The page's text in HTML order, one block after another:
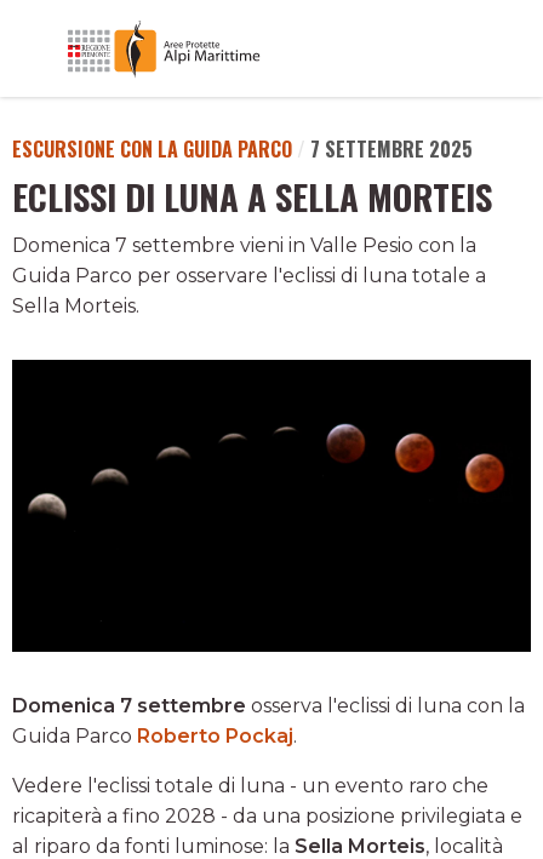
ESCURSIONE CON LA GUIDA PARCO / 7 SETTEMBRE 2025
ECLISSI DI LUNA A SELLA MORTEIS
Domenica 7 settembre vieni in Valle Pesio con la
Guida Parco per osservare l'eclissi di luna totale a
Sella Morteis.
Domenica 7 settembre osserva l'eclissi di luna con la
Guida Parco Roberto Pockaj.
Vedere l'eclissi totale di luna - un evento raro che
ricapiterà a fino 2028 - da una posizione privilegiata e
al riparo da fonti luminose: la Sella Morteis, località